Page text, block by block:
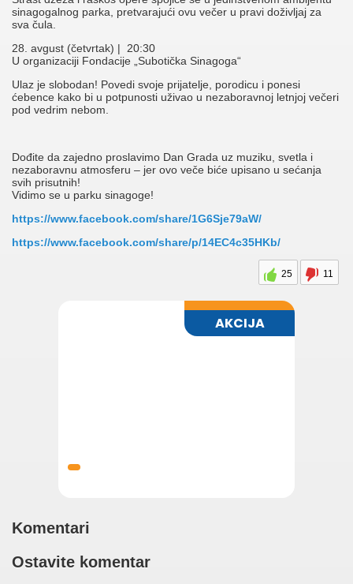
sinagogalnog parka, pretvarajući ovu večer u pravi doživljaj za
sva čula.
28. avgust (četvrtak) | 20:30
U organizaciji Fondacije „Subotička Sinagoga“
Ulaz je slobodan! Povedi svoje prijatelje, porodicu i ponesi
ćebence kako bi u potpunosti uživao u nezaboravnoj letnjoj večeri
pod vedrim nebom.
Dođite da zajedno proslavimo Dan Grada uz muziku, svetla i
nezaboravnu atmosferu – jer ovo veče biće upisano u sećanja
svih prisutnih!
Vidimo se u parku sinagoge!
https://www.facebook.com/share/1G6Sje79aW/
https://www.facebook.com/share/p/14EC4c35HKb/
25 11
Komentari
Ostavite komentar